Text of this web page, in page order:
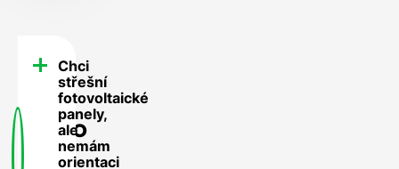
FAQ
-
Často
se
Chci
střešní
fotovoltaické
panely,
ale
nemám
orientaci